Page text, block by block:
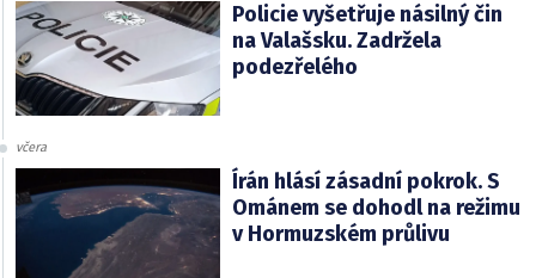
Policie vyšetřuje násilný čin
na Valašsku. Zadržela
podezřelého
včera
Írán hlásí zásadní pokrok. S
Ománem se dohodl na režimu
v Hormuzském průlivu